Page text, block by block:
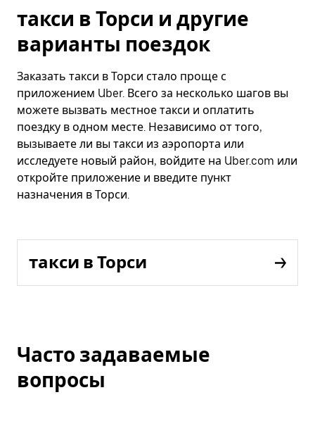
такси в Торси и другие
варианты поездок
Заказать такси в Торси стало проще с
приложением Uber. Всего за несколько шагов вы
можете вызвать местное такси и оплатить
поездку в одном месте. Независимо от того,
вызываете ли вы такси из аэропорта или
исследуете новый район, войдите на Uber.com или
откройте приложение и введите пункт
назначения в Торси.
такси в Торси
Часто задаваемые
вопросы